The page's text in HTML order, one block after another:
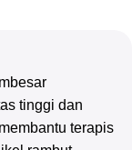
tinggi dan
terapis